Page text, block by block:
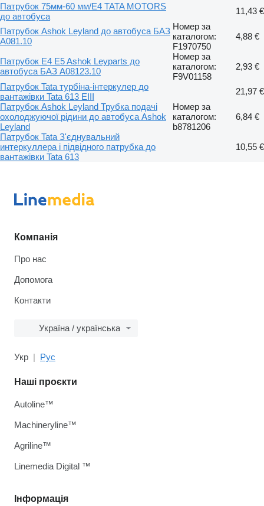
Патрубок 75мм-60 мм/Е4 TATA MOTORS
до автобуса
11,43 €
Патрубок Ashok Leyland до автобуса БАЗ
А081.10
Номер за
каталогом:
F1970750
4,88 €
Патрубок E4 E5 Ashok Leyparts до
автобуса БАЗ А08123.10
Номер за
каталогом:
F9V01158
2,93 €
Патрубок Tata турбіна-інтеркулер до
вантажівки Tata 613 EIII
21,97 €
Патрубок Ashok Leyland Трубка подачі
охолоджуючої рідини до автобуса Ashok
Leyland
Номер за
каталогом:
b8781206
6,84 €
Патрубок Tata З'єднувальний
интеркуллера і підвідного патрубка до
вантажівки Tata 613
10,55 €
Компанія
Про нас
Допомога
Контакти
Україна / українська
Укр Рус
Інформація
Наші проєкти
Autoline™
Machineryline™
Agriline™
Linemedia Digital ™